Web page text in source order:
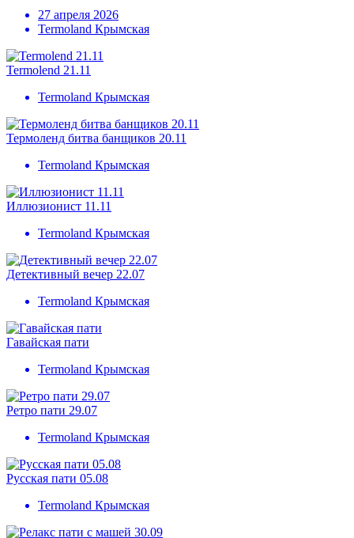
27 апреля 2026
Termoland Крымская
Termolend 21.11
Termoland Крымская
Термоленд битва банщиков 20.11
Termoland Крымская
Иллюзионист 11.11
Termoland Крымская
Детективный вечер 22.07
Termoland Крымская
Гавайская пати
Termoland Крымская
Ретро пати 29.07
Termoland Крымская
Русская пати 05.08
Termoland Крымская